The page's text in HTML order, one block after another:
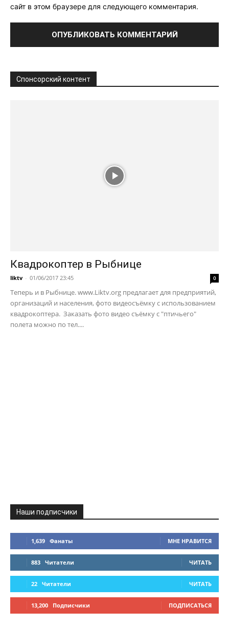
сайт в этом браузере для следующего комментария.
Спонсорский контент
Квадрокоптер в Рыбнице
liktv - 01/06/2017 23:45 0
Теперь и в Рыбнице. www.Liktv.org предлагает для предприятий,
организаций и населения, фото видеосъёмку с использованием
квадрокоптера. Заказать фото видео съёмку с "птичьего"
полета можно по тел....
Наши подписчики
1,639 Фанаты МНЕ НРАВИТСЯ
883 Читатели ЧИТАТЬ
22 Читатели ЧИТАТЬ
13,200 Подписчики ПОДПИСАТЬСЯ